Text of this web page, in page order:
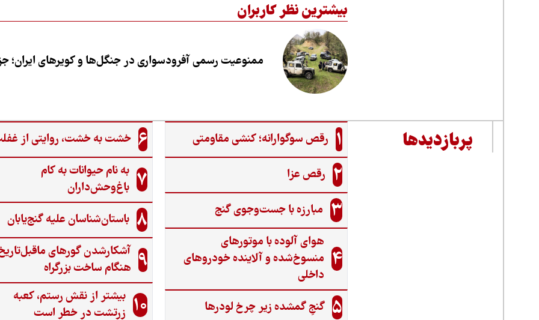
بیشترین نظر کاربران
ممنوعیت رسمی آفرودسواری در جنگل‌ها و کویرهای ایران؛
پربازدیدها 1 رقص سوگوارانه؛ کنشی مقاومتی
2 رقص عزا
3 مبارزه با جست‌وجوی گنج‌
4
هوای آلوده با موتورهای
منسوخ‌شده و آلاینده خودروهای
داخلی
5 گنجِ گمشده زیر چرخ لودرها
6 خشت به خشت، روایتی از
7 به نام حیوانات به کام
باغ‌وحش‌داران
8 باستان‌شناسان علیه گنج‌یابان
9 آشکارشدن گورهای
هنگام ساخت بزرگراه
10 بیشتر از نقش رستم، کعبه
زرتشت در خطر است